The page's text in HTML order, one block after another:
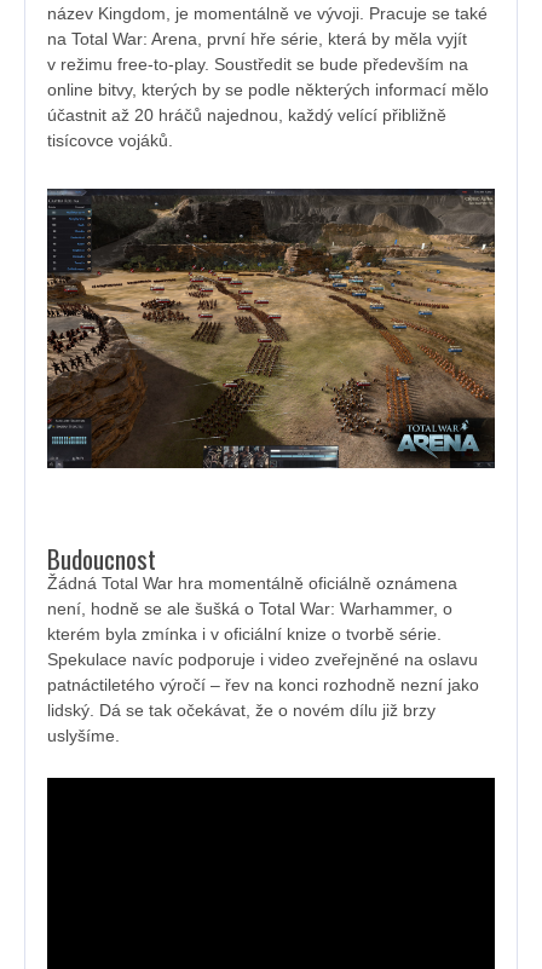
název Kingdom, je momentálně ve vývoji. Pracuje se také
na Total War: Arena, první hře série, která by měla vyjít
v režimu free-to-play. Soustředit se bude především na
online bitvy, kterých by se podle některých informací mělo
účastnit až 20 hráčů najednou, každý velící přibližně
tisícovce vojáků.
Budoucnost
Žádná Total War hra momentálně oficiálně oznámena
není, hodně se ale šušká o Total War: Warhammer, o
kterém byla zmínka i v oficiální knize o tvorbě série.
Spekulace navíc podporuje i video zveřejněné na oslavu
patnáctiletého výročí – řev na konci rozhodně nezní jako
lidský. Dá se tak očekávat, že o novém dílu již brzy
uslyšíme.